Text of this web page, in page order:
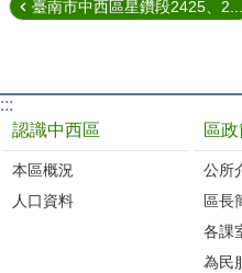
臺南市中西區星鑽段2425、2...
:::
認識中西區
本區概況
人口資料
區
公所
區長
各課
為民